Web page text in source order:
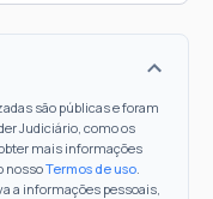
são públicas e foram
Judiciário, como os
mais informações
nossoTermos de uso.
a informações pessoais,